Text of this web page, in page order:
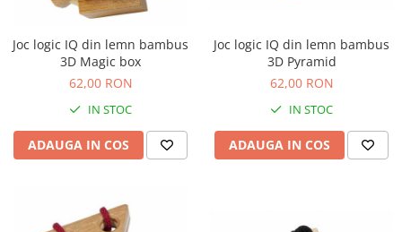
Joc logic IQ din lemn bambus
3D Magic box
62,00 RON
IN STOC
ADAUGA IN COS
Joc logic IQ din lemn bambus
3D Pyramid
62,00 RON
IN STOC
ADAUGA IN COS